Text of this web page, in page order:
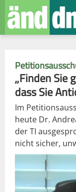
„Finden Sie
dass Sie
Im
heute Dr.
der TI
nicht sicher,